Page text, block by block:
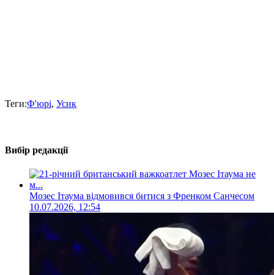
Теги:Ф'юрі, Усик
Вибір редакції
Мозес Ітаума відмовився битися з Френком Санчесом
10.07.2026, 12:54